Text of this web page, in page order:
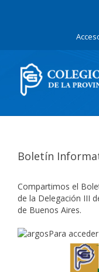
Boletín
Compartimos el
de la Delegación III
de Buenos Aires.
Para